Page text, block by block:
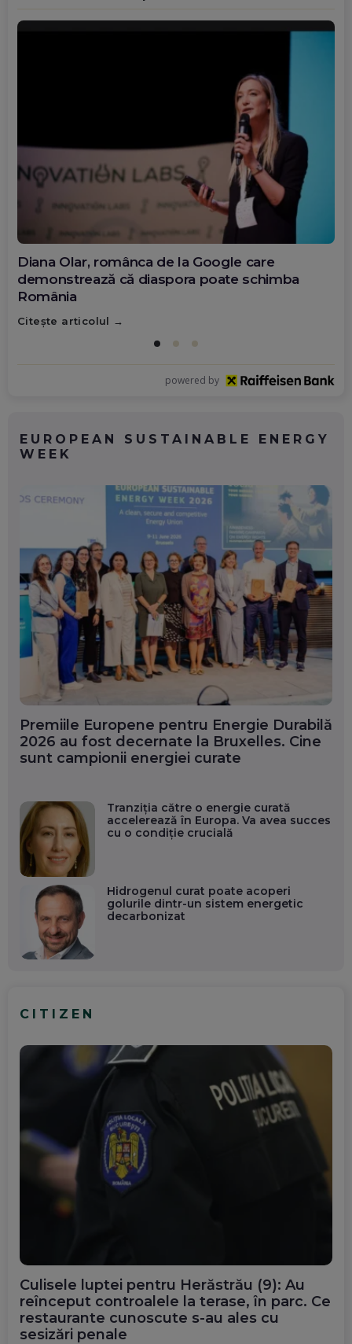
Diana Olar, românca de la Google care
demonstrează că diaspora poate schimba
România
Citește articolul
powered by
EUROPEAN SUSTAINABLE ENERGY
WEEK
Premiile Europene pentru Energie Durabilă
2026 au fost decernate la Bruxelles. Cine
sunt campionii energiei curate
Tranziția către o energie curată
accelerează în Europa. Va avea succes
cu o condiție crucială
Hidrogenul curat poate acoperi
golurile dintr-un sistem energetic
decarbonizat
CITIZEN
Culisele luptei pentru Herăstrău (9): Au
reînceput controalele la terase, în parc. Ce
restaurante cunoscute s-au ales cu
sesizări penale